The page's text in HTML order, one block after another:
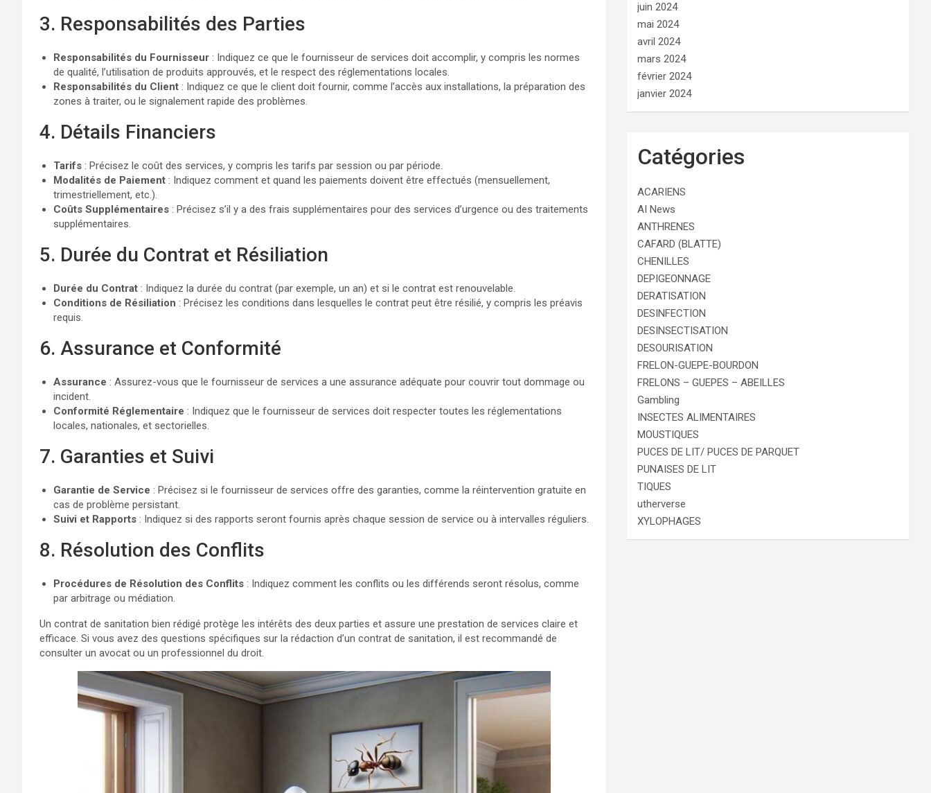
3. Responsabilités des Parties
Responsabilités du Fournisseur : Indiquez ce que le fournisseur de services doit accomplir, y compris les normes
de qualité, l’utilisation de produits approuvés, et le respect des réglementations locales.
Responsabilités du Client : Indiquez ce que le client doit fournir, comme l’accès aux installations, la préparation des
zones à traiter, ou le signalement rapide des problèmes.
4. Détails Financiers
Tarifs : Précisez le coût des services, y compris les tarifs par session ou par période.
Modalités de Paiement : Indiquez comment et quand les paiements doivent être effectués (mensuellement,
trimestriellement, etc.).
Coûts Supplémentaires : Précisez s’il y a des frais supplémentaires pour des services d’urgence ou des traitements
supplémentaires.
5. Durée du Contrat et Résiliation
Durée du Contrat : Indiquez la durée du contrat (par exemple, un an) et si le contrat est renouvelable.
Conditions de Résiliation : Précisez les conditions dans lesquelles le contrat peut être résilié, y compris les préavis
requis.
6. Assurance et Conformité
Assurance : Assurez-vous que le fournisseur de services a une assurance adéquate pour couvrir tout dommage ou
incident.
Conformité Réglementaire : Indiquez que le fournisseur de services doit respecter toutes les réglementations
locales, nationales, et sectorielles.
7. Garanties et Suivi
Garantie de Service : Précisez si le fournisseur de services offre des garanties, comme la réintervention gratuite en
cas de problème persistant.
Suivi et Rapports : Indiquez si des rapports seront fournis après chaque session de service ou à intervalles réguliers.
8. Résolution des Conflits
Procédures de Résolution des Conflits : Indiquez comment les conflits ou les différends seront résolus, comme
par arbitrage ou médiation.
Un contrat de sanitation bien rédigé protège les intérêts des deux parties et assure une prestation de services claire et
efficace. Si vous avez des questions spécifiques sur la rédaction d’un contrat de sanitation, il est recommandé de
consulter un avocat ou un professionnel du droit.
juin 2024
mai 2024
avril 2024
mars 2024
février 2024
janvier 2024
Catégories
ACARIENS
AI News
ANTHRENES
CAFARD (BLATTE)
CHENILLES
DEPIGEONNAGE
DERATISATION
DESINFECTION
DESINSECTISATION
DESOURISATION
FRELON-GUEPE-BOURDON
FRELONS – GUEPES – ABEILLES
Gambling
INSECTES ALIMENTAIRES
MOUSTIQUES
PUCES DE LIT/ PUCES DE PARQUET
PUNAISES DE LIT
TIQUES
utherverse
XYLOPHAGES